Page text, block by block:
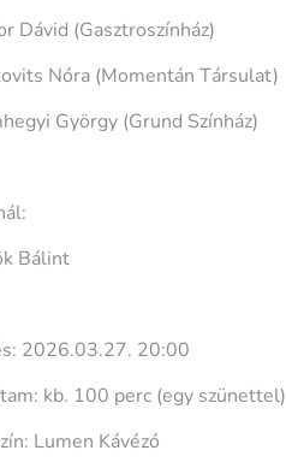
Dávid (Gasztroszínház)
Nóra (Momentán Társulat)
György (Grund Színház)
Bálint
2026.03.27. 20:00
kb. 100 perc (egy szünettel)
Lumen Kávézó